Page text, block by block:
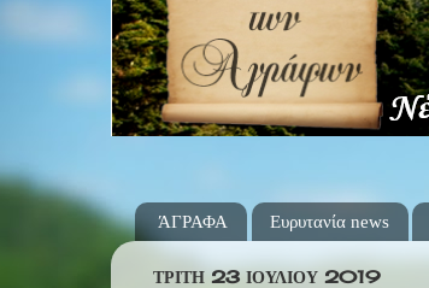
ΆΓΡΑΦΑ Ευρυτανία news
ΤΡΊΤΗ 23 ΙΟΥΛΊΟΥ 2019